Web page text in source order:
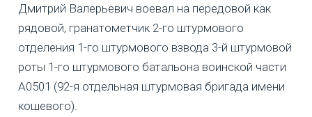
Дмитрий Валерьевич воевал на передовой как
рядовой, гранатометчик 2-го штурмового
отделения 1-го штурмового взвода 3-й штурмовой
роты 1-го штурмового батальона воинской части
А0501 (92-я отдельная штурмовая бригада имени
кошевого).